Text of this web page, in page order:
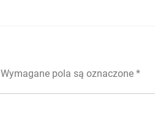
Wymagane pola są oznaczone *